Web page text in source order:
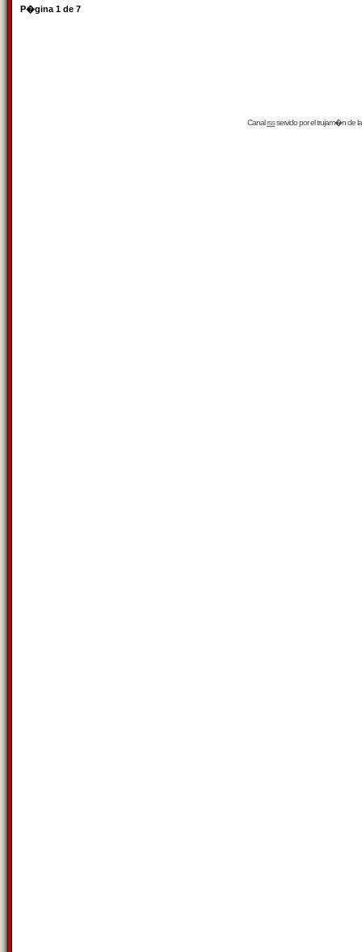
P�gina 1 de 7
Canalrssservido por eltrujam�nde